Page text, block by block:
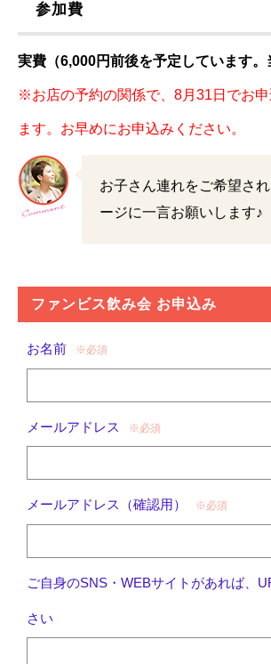
参加費
実費（6,000円前後を予定しています。
※お店の予約の関係で、8月31日でお申
ます。お早めにお申込みください。
お子さん連れをご希望さ
ージに一言お願いします♪
ファンビス飲み会 お申込み
お名前 ※必須
メールアドレス ※必須
メールアドレス（確認用） ※必須
ご自身のSNS・WEBサイトがあれば、
さい